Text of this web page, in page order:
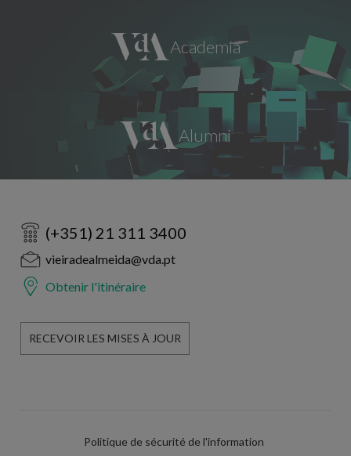
(+351) 21 311 3400
vieiradealmeida@vda.pt
Obtenir l'itinéraire
RECEVOIR LES MISES À JOUR
Politique de sécurité de l'information